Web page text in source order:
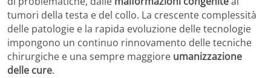
tumori della testa e del collo. La crescente complessità
delle patologie e la rapida evoluzione delle tecnologie
impongono un continuo rinnovamento delle tecniche
chirurgiche e una sempre maggiore umanizzazione
delle cure.